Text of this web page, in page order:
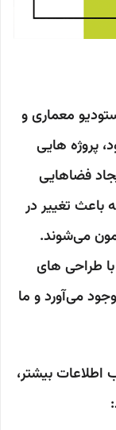
معماری و
پروژه هایی
فضاهایی
باعث تغییر در
می‌شوند.
طراحی های
می‌آورد و ما
بیشتر،